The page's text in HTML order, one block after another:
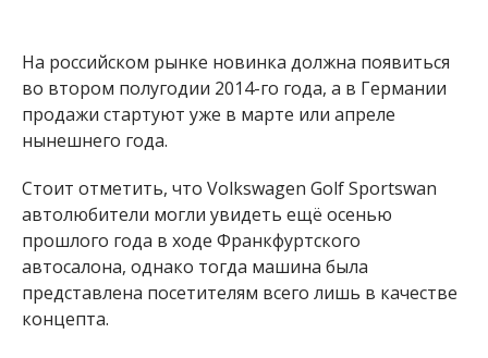
На российском рынке новинка должна появиться
во втором полугодии 2014-го года, а в Германии
продажи стартуют уже в марте или апреле
нынешнего года.
Стоит отметить, что Volkswagen Golf Sportswan
автолюбители могли увидеть ещё осенью
прошлого года в ходе Франкфуртского
автосалона, однако тогда машина была
представлена посетителям всего лишь в качестве
концепта.